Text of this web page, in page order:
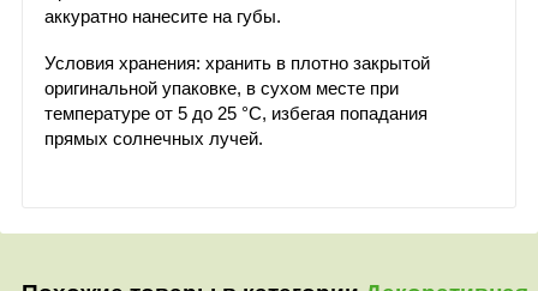
аккуратно нанесите на губы.
Условия хранения: хранить в плотно закрытой
оригинальной упаковке, в сухом месте при
температуре от 5 до 25 °С, избегая попадания
прямых солнечных лучей.